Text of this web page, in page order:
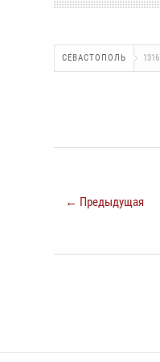
СЕВАСТОПОЛЬ 1316
← Предыдущая